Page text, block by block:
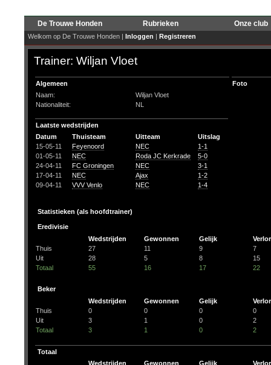
De Trouwe Honden Rubrieken Onze club
Welkom op De Trouwe Honden | Inloggen | Registreren
Trainer: Wiljan Vloet
Algemeen
Naam:
Wiljan Vloet
Nationaliteit:
NL
Laatste wedstrijden
Datum
Thuisteam Uitteam
Uitslag
15-05-11
Feyenoord NEC
1-1
01-05-11
NEC Roda JC Kerkrade
5-0
24-04-11
FC Groningen NEC
3-1
17-04-11
NEC Ajax
1-2
09-04-11
VVV Venlo NEC 1-4
Foto
Statistieken (als hoofdtrainer)
Eredivisie
Wedstrijden
Gewonnen Gelijk
Thuis
27 11 9
7
Uit
28 5 8
15
Totaal
55 16 17 22
Beker
Wedstrijden
Gewonnen Gelijk
Thuis
0 0 0
0
Uit
3 1 0
2
Totaal
3 1 0 2
Totaal
Wedstrijden
Gewonnen Gelijk